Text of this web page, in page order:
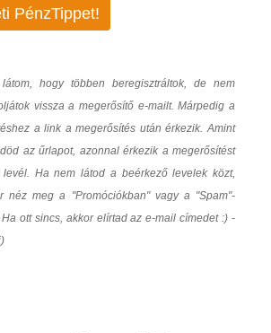
PénzTippet!
hogy többen beregisztráltok, de nem
vissza a megerősítő e-mailt. Márpedig a
a link a megerősítés után érkezik. Amint
az űrlapot, azonnal érkezik a megerősítést
levél. Ha nem látod a beérkező levelek közt,
néz meg a "Promóciókban" vagy a "Spam"-
ott sincs, akkor elírtad az e-mail címedet :) -